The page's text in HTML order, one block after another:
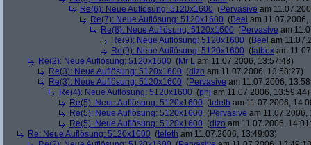
Re(6): Neue Auflösung: 5120x1600 (Pervasive am
Re(7): Neue Auflösung: 5120x1600 (Beel am 11.07.2006,
Re(8): Neue Auflösung: 5120x1600 (Pervasive am
Re(9): Neue Auflösung: 5120x1600 (Beel am
Re(9): Neue Auflösung: 5120x1600 (fatbox am
Re(2): Neue Auflösung: 5120x1600 (Mr L am 11.07.2006, 13:57:48)
Re(3): Neue Auflösung: 5120x1600 (dizo am 11.07.2006, 13:58:27)
Re(3): Neue Auflösung: 5120x1600 (Pervasive am 11.07.2006,
Re(4): Neue Auflösung: 5120x1600 (phj am 11.07.2006, 13:59:44)
Re(5): Neue Auflösung: 5120x1600 (teleth am 11.07.2006,
Re(5): Neue Auflösung: 5120x1600 (Pervasive am 11.07.2006,
Re(5): Neue Auflösung: 5120x1600 (dizo am 11.07.2006,
Re: Neue Auflösung: 5120x1600 (teleth am 11.07.2006, 13:49:03)